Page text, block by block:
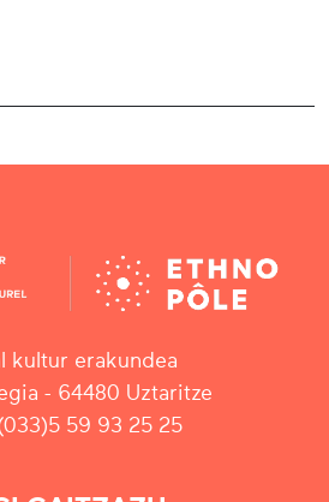
kultur erakundea
- 64480 Uztaritze
59 93 25 25